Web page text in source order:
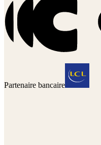
Partenaire bancaire